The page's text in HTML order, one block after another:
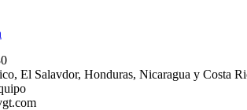
El Salavdor, Honduras, Nicaragua y Costa